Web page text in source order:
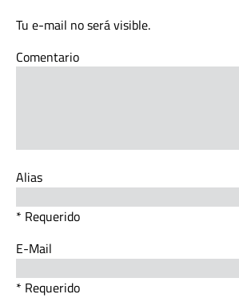
Tu e-mail no será visible.
Comentario
Alias
* Requerido
E-Mail
* Requerido